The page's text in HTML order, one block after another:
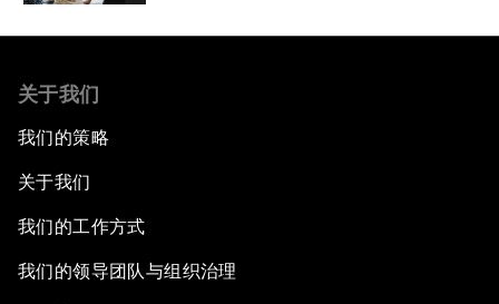
关于我们
我们的策略
关于我们
我们的工作方式
我们的领导团队与组织治理